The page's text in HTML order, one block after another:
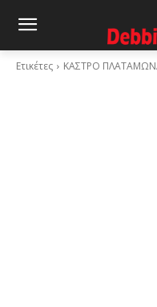
Ετικέτες ΚΑΣΤΡΟ ΠΛΑΤΑΜΩΝΑ